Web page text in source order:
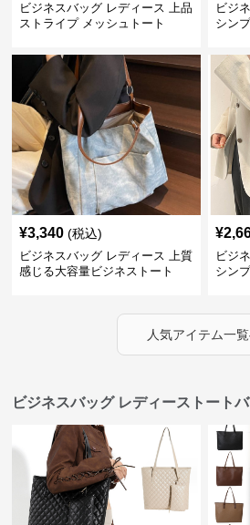
ビジネスバッグ レディース 上品
ストライプ メッシュトート
ビジ
シン
¥3,340 (税込)
ビジネスバッグ レディース 上質
感じる大容量ビジネストート
¥
ビジ
シン
人気アイテム一
ビジネスバッグ レディーストート